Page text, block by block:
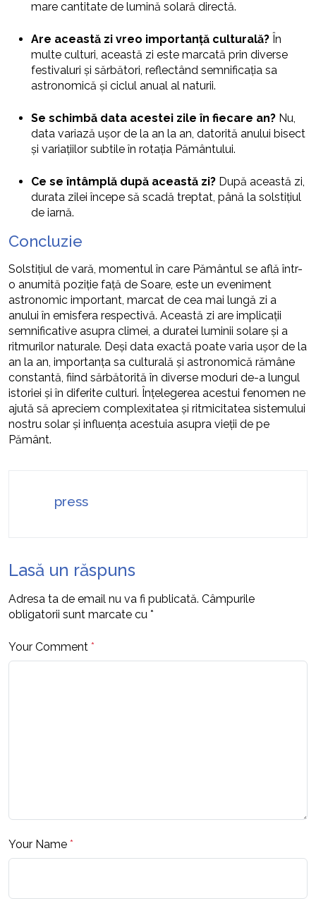
mare cantitate de lumină solară directă.
Are această zi vreo importanță culturală? În
multe culturi, această zi este marcată prin diverse
festivaluri și sărbători, reflectând semnificația sa
astronomică și ciclul anual al naturii.
Se schimbă data acestei zile în fiecare an? Nu,
data variază ușor de la an la an, datorită anului bisect
și variațiilor subtile în rotația Pământului.
Ce se întâmplă după această zi? După această zi,
durata zilei începe să scadă treptat, până la solstițiul
de iarnă.
Concluzie
Solstițiul de vară, momentul în care Pământul se află într-
o anumită poziție față de Soare, este un eveniment
astronomic important, marcat de cea mai lungă zi a
anului în emisfera respectivă. Această zi are implicații
semnificative asupra climei, a duratei luminii solare și a
ritmurilor naturale. Deși data exactă poate varia ușor de la
an la an, importanța sa culturală și astronomică rămâne
constantă, fiind sărbătorită în diverse moduri de-a lungul
istoriei și în diferite culturi. Înțelegerea acestui fenomen ne
ajută să apreciem complexitatea și ritmicitatea sistemului
nostru solar și influența acestuia asupra vieții de pe
Pământ.
press
Lasă un răspuns
Adresa ta de email nu va fi publicată. Câmpurile
obligatorii sunt marcate cu *
Your Comment *
Your Name *